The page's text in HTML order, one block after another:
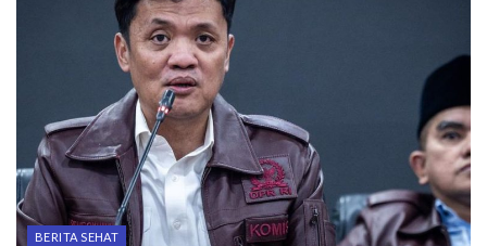
BERITA SEHAT